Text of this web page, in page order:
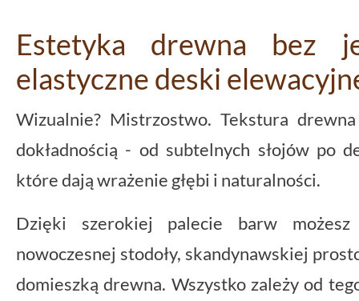
Estetyka drewna bez
elastyczne deski
Wizualnie? Mistrzostwo. Tekstura
dokładnością - od subtelnych słojów po
które dają wrażenie głębi i naturalności.
Dzięki szerokiej palecie barw
nowoczesnej stodoły, skandynawskiej
domieszką drewna. Wszystko zależy od